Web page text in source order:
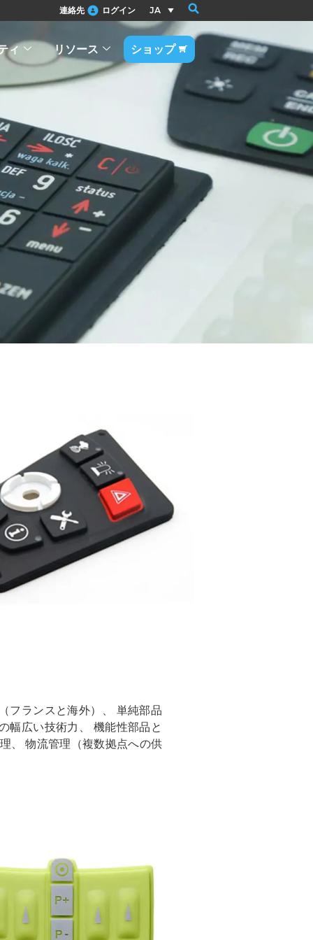
連絡先 ログイン JA
ィ リソース ショップ
フランスと海外）、 単純部品
幅広い技術力、 機能性部品と
、 物流管理（複数拠点への供